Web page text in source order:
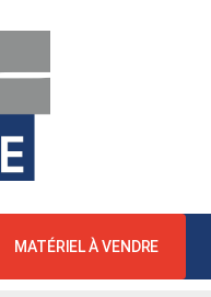
MATÉRIEL À VENDRE